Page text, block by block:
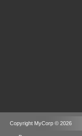
Copyright MyCorp © 2026